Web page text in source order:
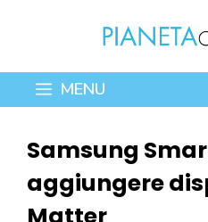
contenuto
MENU
Samsung
aggiungere